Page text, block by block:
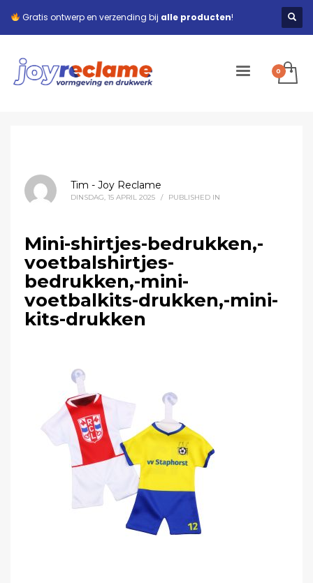
Gratis ontwerp en verzending bij alle producten!
Tim - Joy Reclame
DINSDAG, 15 APRIL 2025 / PUBLISHED IN
Mini-shirtjes-bedrukken,-
voetbalshirtjes-
bedrukken,-mini-
voetbalkits-drukken,-mini-
kits-drukken